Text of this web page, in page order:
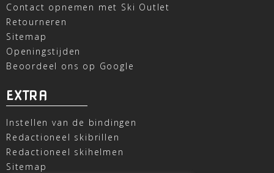
Contact opnemen met Ski Outlet
Retourneren
Sitemap
Openingstijden
Beoordeel ons op Google
EXTRA
Instellen van de bindingen
Redactioneel skibrillen
Redactioneel skihelmen
Sitemap